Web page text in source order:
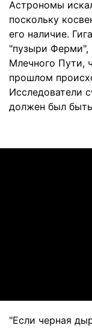
Астрономы
поскольку
его наличие.
"пузыри Ферми",
Млечного Пути,
прошлом
Исследователи
должен был
"Если черная